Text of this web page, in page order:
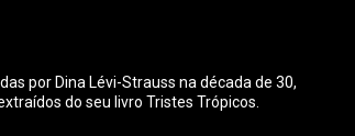
por Dina Lévi-Strauss na década de 30,
do seu livro Tristes Trópicos.